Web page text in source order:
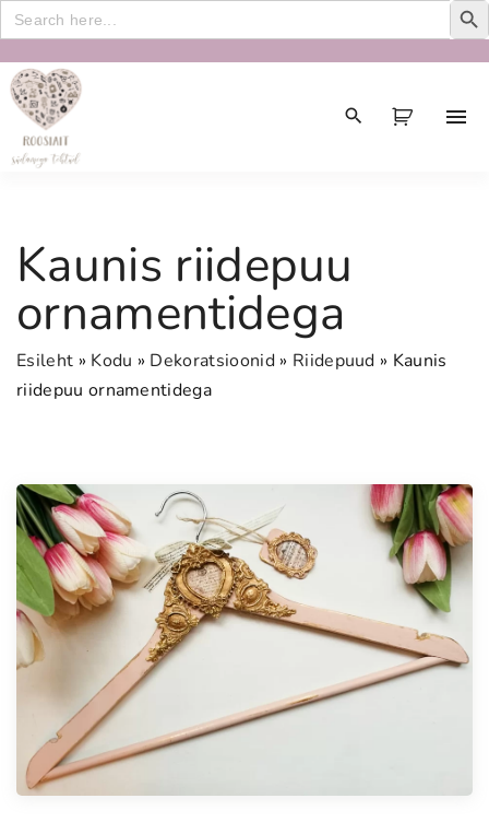
Search
for:
Kaunis riidepuu
ornamentidega
Esileht » Kodu » Dekoratsioonid» Riidepuud » Kaunis
riidepuu ornamentidega